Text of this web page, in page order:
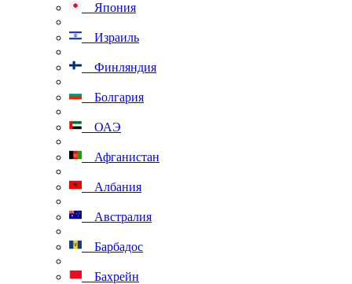
Япония
Израиль
Финляндия
Болгария
ОАЭ
Афганистан
Албания
Австралия
Барбадос
Бахрейн